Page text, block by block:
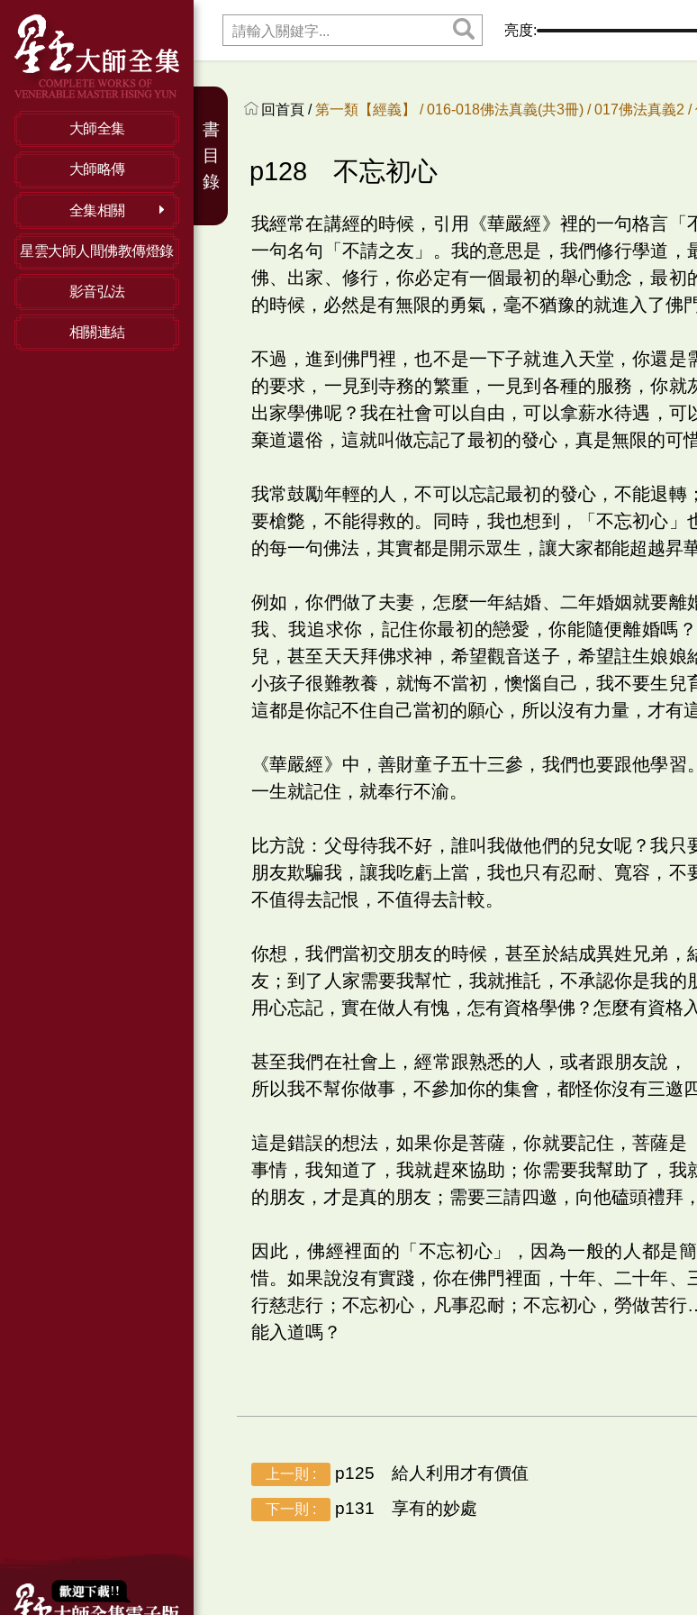
大師全集
大師略傳
全集相關
星雲大師人間佛教傳燈錄
影音弘法
相關連結
亮度:
回首頁 /第一類【經義】 /016-018佛法真義(共3冊) /017佛法真義2 /
p128 不忘初心
我經常在講經的時候，引用《華嚴經》裡的一句格言
一句名句「不請之友」。我的意思是，我們修行學道
佛、出家、修行，你必定有一個最初的舉心動念，最
的時候，必然是有無限的勇氣，毫不猶豫的就進入了佛門
不過，進到佛門裡，也不是一下子就進入天堂，你還
的要求，一見到寺務的繁重，一見到各種的服務，你
出家學佛呢？我在社會可以自由，可以拿薪水待遇，
棄道還俗，這就叫做忘記了最初的發心，真是無限的可惜
我常鼓勵年輕的人，不可以忘記最初的發心，不能退
要槍斃，不能得救的。同時，我也想到，「不忘初心
的每一句佛法，其實都是開示眾生，讓大家都能超越昇華
例如，你們做了夫妻，怎麼一年結婚、二年婚姻就要
我、我追求你，記住你最初的戀愛，你能隨便離婚嗎
兒，甚至天天拜佛求神，希望觀音送子，希望註生娘
小孩子很難教養，就悔不當初，懊惱自己，我不要生兒
這都是你記不住自己當初的願心，所以沒有力量，才有
《華嚴經》中，善財童子五十三參，我們也要跟他學
一生就記住，就奉行不渝。
比方說：父母待我不好，誰叫我做他們的兒女呢？我只
朋友欺騙我，讓我吃虧上當，我也只有忍耐、寬容，
不值得去記恨，不值得去計較。
你想，我們當初交朋友的時候，甚至於結成異姓兄弟
友；到了人家需要我幫忙，我就推託，不承認你是我
用心忘記，實在做人有愧，怎有資格學佛？怎麼有資格
甚至我們在社會上，經常跟熟悉的人，或者跟朋友說，
所以我不幫你做事，不參加你的集會，都怪你沒有三邀
這是錯誤的想法，如果你是菩薩，你就要記住，菩薩
事情，我知道了，我就趕來協助；你需要我幫助了，
的朋友，才是真的朋友；需要三請四邀，向他磕頭禮拜
因此，佛經裡面的「不忘初心」，因為一般的人都是
惜。如果說沒有實踐，你在佛門裡面，十年、二十年、
行慈悲行；不忘初心，凡事忍耐；不忘初心，勞做苦
能入道嗎？
上一則 : p125 給人利用才有價值
下一則 : p131 享有的妙處
書
目
錄